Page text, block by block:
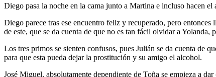
Diego pasa la noche en la cama junto a Martina e incluso hacen
Diego parece tras ese encuentro feliz y recuperado, pero
de este, que se da cuenta de que no es tan fácil olvidar a Yolanda,
Los tres primos se sienten confusos, pues Julián se da cuenta de
para que esta pueda dejar la prostitución y su amigo el alcohol.
José Miguel, absolutamente dependiente de Toña se empieza a